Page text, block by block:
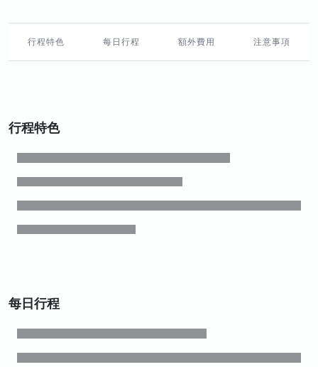
行程特色 每日行程 額外費用 注意事項
行程特色
每日行程